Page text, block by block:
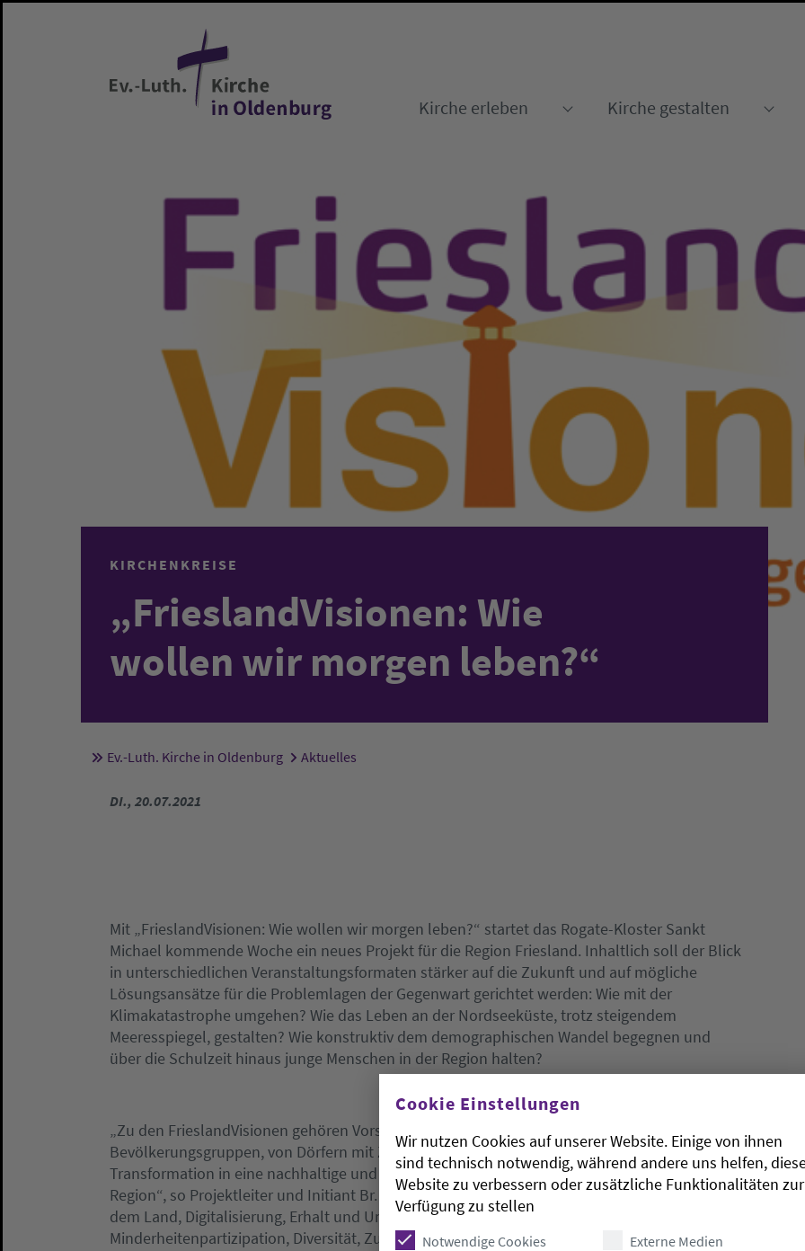
Kirche erleben
Kirche gestalten
KIRCHENKREISE
„FrieslandVisionen: Wie
wollen wir morgen leben?“
Sie sind hier:
Ev.-Luth. Kirche in Oldenburg Aktuelles
DI., 20.07.2021
Mit „FrieslandVisionen: Wie wollen wir morgen leben?“ startet das Rogate-Kloster Sankt
Michael kommende Woche ein neues Projekt für die Region Friesland. Inhaltlich soll der Blick
in unterschiedlichen Veranstaltungsformaten stärker auf die Zukunft und auf mögliche
Lösungsansätze für die Problemlagen der Gegenwart gerichtet werden: Wie mit der
Klimakatastrophe umgehen? Wie das Leben an der Nordseeküste, trotz steigendem
Meeresspiegel, gestalten? Wie konstruktiv dem demographischen Wandel begegnen und
über die Schulzeit hinaus junge Menschen in der Region halten?
„Zu den FrieslandVisionen gehören Vorstellungen der Teilhabe unterschiedlicher
Bevölkerungsgruppen, von Dörfern mit Zukunft, nach Beteiligungsformaten sowie nach der
Transformation in eine nachhaltige und mit der Ökologie kompatible Ökonomie in der
Region“, so Projektleiter und Initiant Br. Franziskus. Weitere Themen werden Mobilität auf
dem Land, Digitalisierung, Erhalt und Umbau der Infrastruktur, sanfter Tourismus,
Minderheitenpartizipation, Diversität, Zukunft der Demokrate und Integration sein.
Cookie Einstellungen
Wir nutzen Cookies auf unserer Website. Einige von ihnen
sind technisch notwendig, während andere uns helfen,
Website zu verbessern oder zusätzliche Funktionalitäten zur
Verfügung zu stellen
Notwendige Cookies Externe Medien